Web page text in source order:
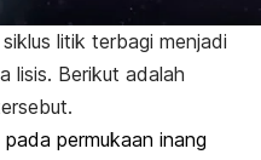
litik terbagi menjadi
lisis. Berikut adalah
permukaan inang